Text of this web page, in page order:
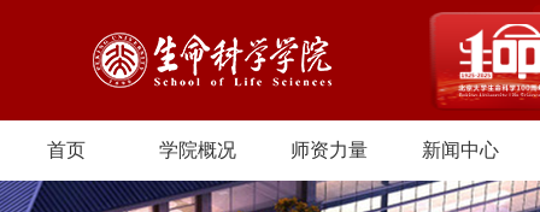
首页 学院概况 师资力量 新闻中心